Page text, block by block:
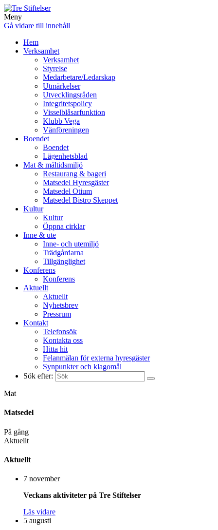
Meny
Gå vidare till innehåll
Hem
Verksamhet
Verksamhet
Styrelse
Medarbetare/Ledarskap
Utmärkelser
Utvecklingsråden
Integritetspolicy
Visselblåsarfunktion
Klubb Vega
Vänföreningen
Boendet
Boendet
Lägenhetsblad
Mat & måltidsmiljö
Restaurang & bageri
Matsedel Hyresgäster
Matsedel Otium
Matsedel Bistro Skeppet
Kultur
Kultur
Öppna cirklar
Inne & ute
Inne- och utemiljö
Trädgårdarna
Tillgänglighet
Konferens
Konferens
Aktuellt
Aktuellt
Nyhetsbrev
Pressrum
Kontakt
Telefonsök
Kontakta oss
Hitta hit
Felanmälan för externa hyresgäster
Synpunkter och klagomål
Sök efter:
Mat
Matsedel
På gång
Aktuellt
Aktuellt
7 november
Veckans aktiviteter på Tre Stiftelser
Läs vidare
5 augusti